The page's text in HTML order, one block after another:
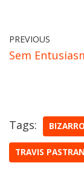
PREVIOUS
Sem
Tags: BIZARRO
TRAVIS